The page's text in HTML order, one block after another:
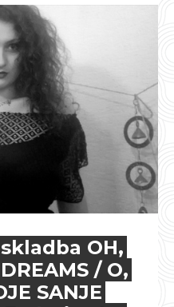
OH,
/ O,
SANJE